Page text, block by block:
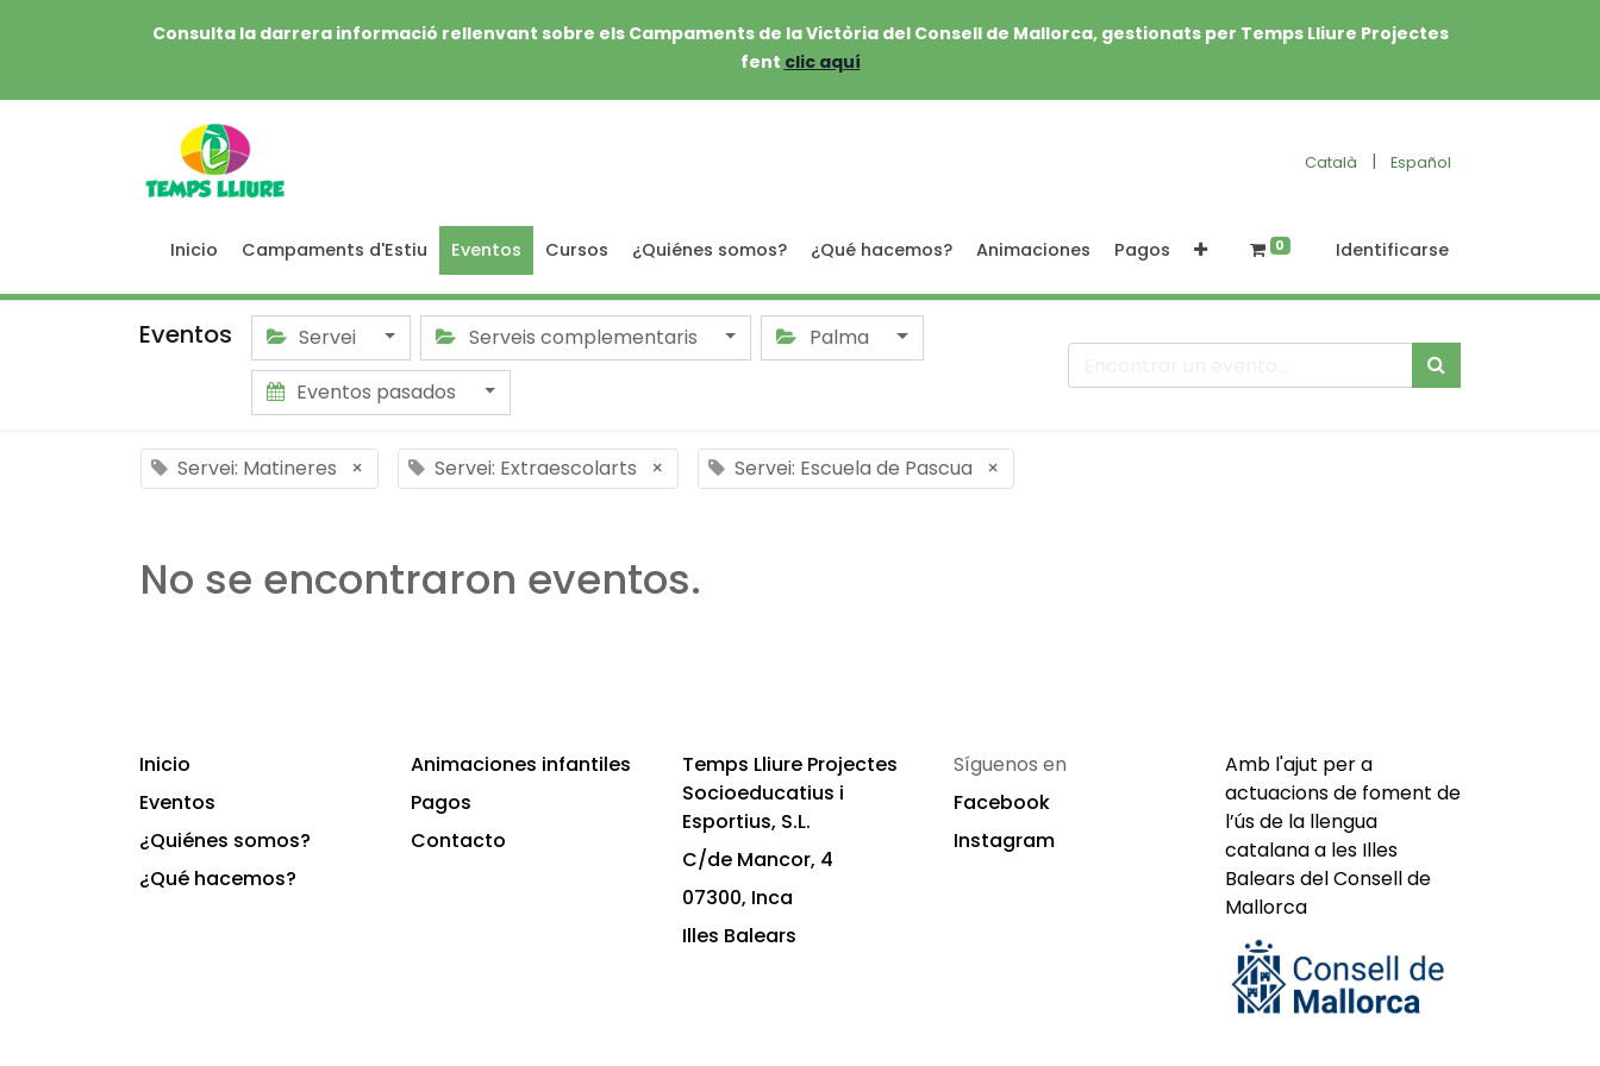
Consulta la darrera informació rellenvant sobre els Campaments de la Victòria del Consell de Mallorca, gestionats per Temps Lliure Projectes
fent clic aquí
Català | Español
Inicio Campaments d'Estiu Eventos Cursos ¿Quiénes somos? ¿Qué hacemos? Animaciones Pagos 0 Identificarse
Eventos Servei Serveis complementaris
Palma
Eventos pasados
Servei: Matineres × Servei: Extraescolarts × Servei: Escuela de Pascua ×
No se encontraron eventos.
Inicio
Eventos
¿Quiénes somos?
¿Qué hacemos?
Animaciones infantiles
Pagos
Contacto
Temps Lliure Projectes
Socioeducatius i
Esportius, S.L.
C/de Mancor, 4
07300, Inca
Illes Balears
Síguenos en
Facebook
Instagram
Amb l'ajut per a
actuacions de foment de
l’ús de la llengua
catalana a les Illes
Balears del Consell de
Mallorca